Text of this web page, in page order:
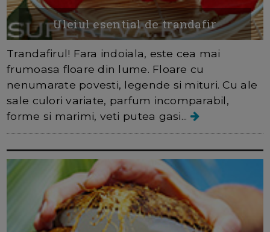
Uleiul esential de trandafir
Trandafirul! Fara indoiala, este cea mai
frumoasa floare din lume. Floare cu
nenumarate povesti, legende si mituri. Cu ale
sale culori variate, parfum incomparabil,
forme si marimi, veti putea gasi...